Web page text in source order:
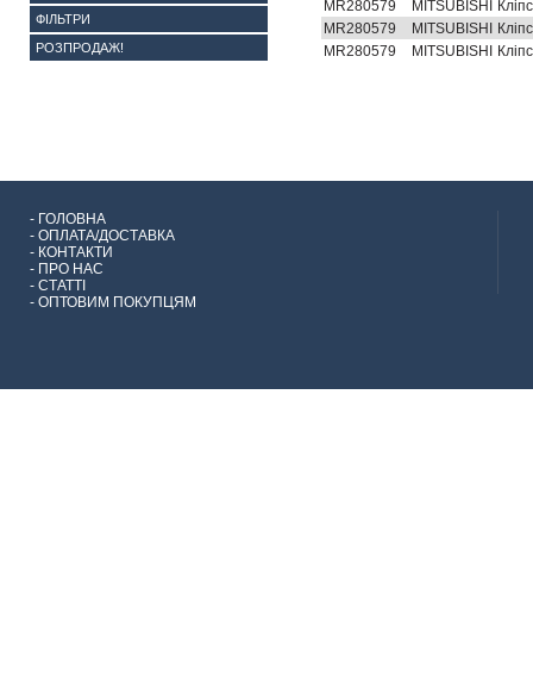
MR280579
MITSUBISHI
MR280579
MITSUBISHI
MR280579
MITSUBISHI
ФІЛЬТРИ
РОЗПРОДАЖ!
- ГОЛОВНА
- ОПЛАТА/ДОСТАВКА
- КОНТАКТИ
- ПРО НАС
- СТАТТІ
- ОПТОВИМ ПОКУПЦЯМ